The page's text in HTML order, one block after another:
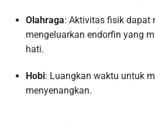
Olahraga: Aktivitas fisik dapat
mengeluarkan endorfin yang
hati.
Hobi: Luangkan waktu untuk
menyenangkan.